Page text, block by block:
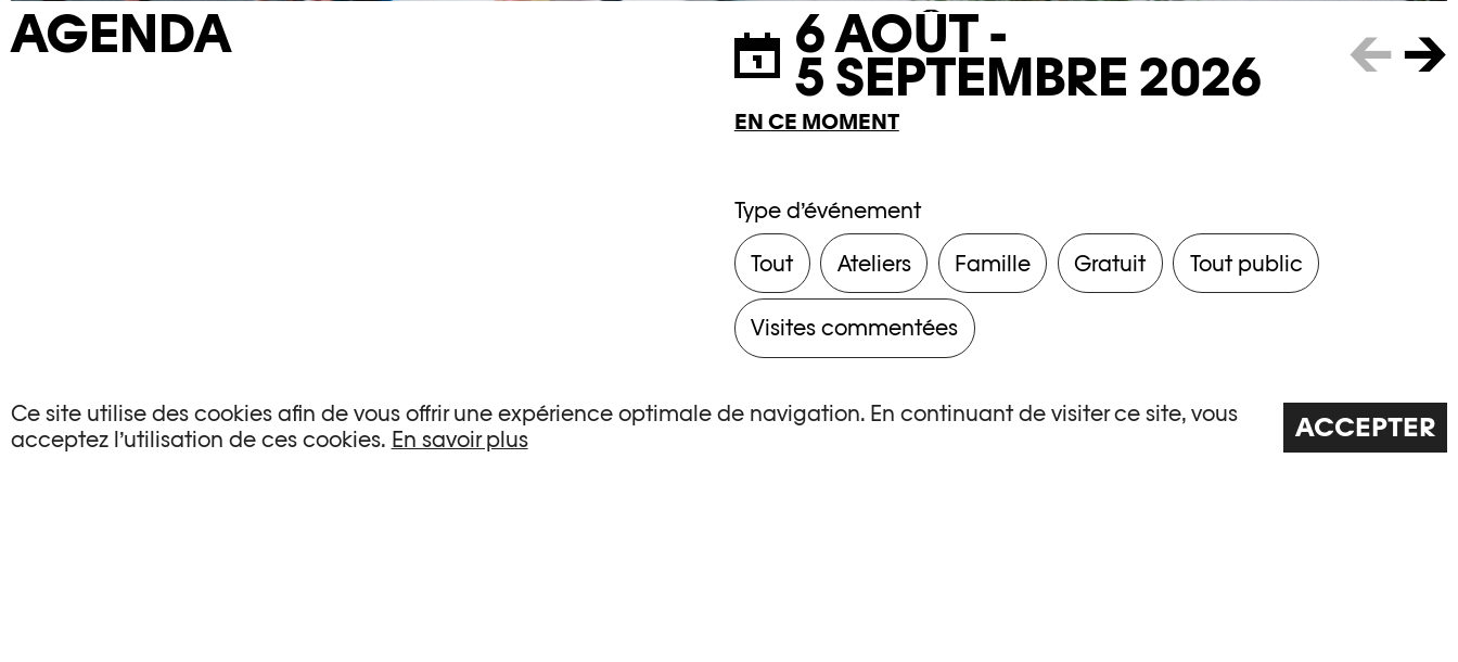
Ce site utilise des cookies afin de vous offrir une expérience optimale de navigation. En continuant de visiter ce site, vous
acceptez l’utilisation de ces cookies. En savoir plus ACCEPTER
AGENDA 6 AOÛT -
5 SEPTEMBRE 2026 ←→
EN CE MOMENT
Type d’événement
Tout Ateliers Famille Gratuit Tout public
Visites commentées
AUCUN ÉVÉNEMENT